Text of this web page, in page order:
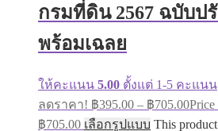
กรมที่ดิน 2567 ฉบับป
พร้อมเฉลย
ให้คะแนน 5.00 ตั้งแต่ 1-5 คะแนน
ลดราคา! ฿395.00 – ฿705.00Price
฿705.00 เลือกรูปแบบ This